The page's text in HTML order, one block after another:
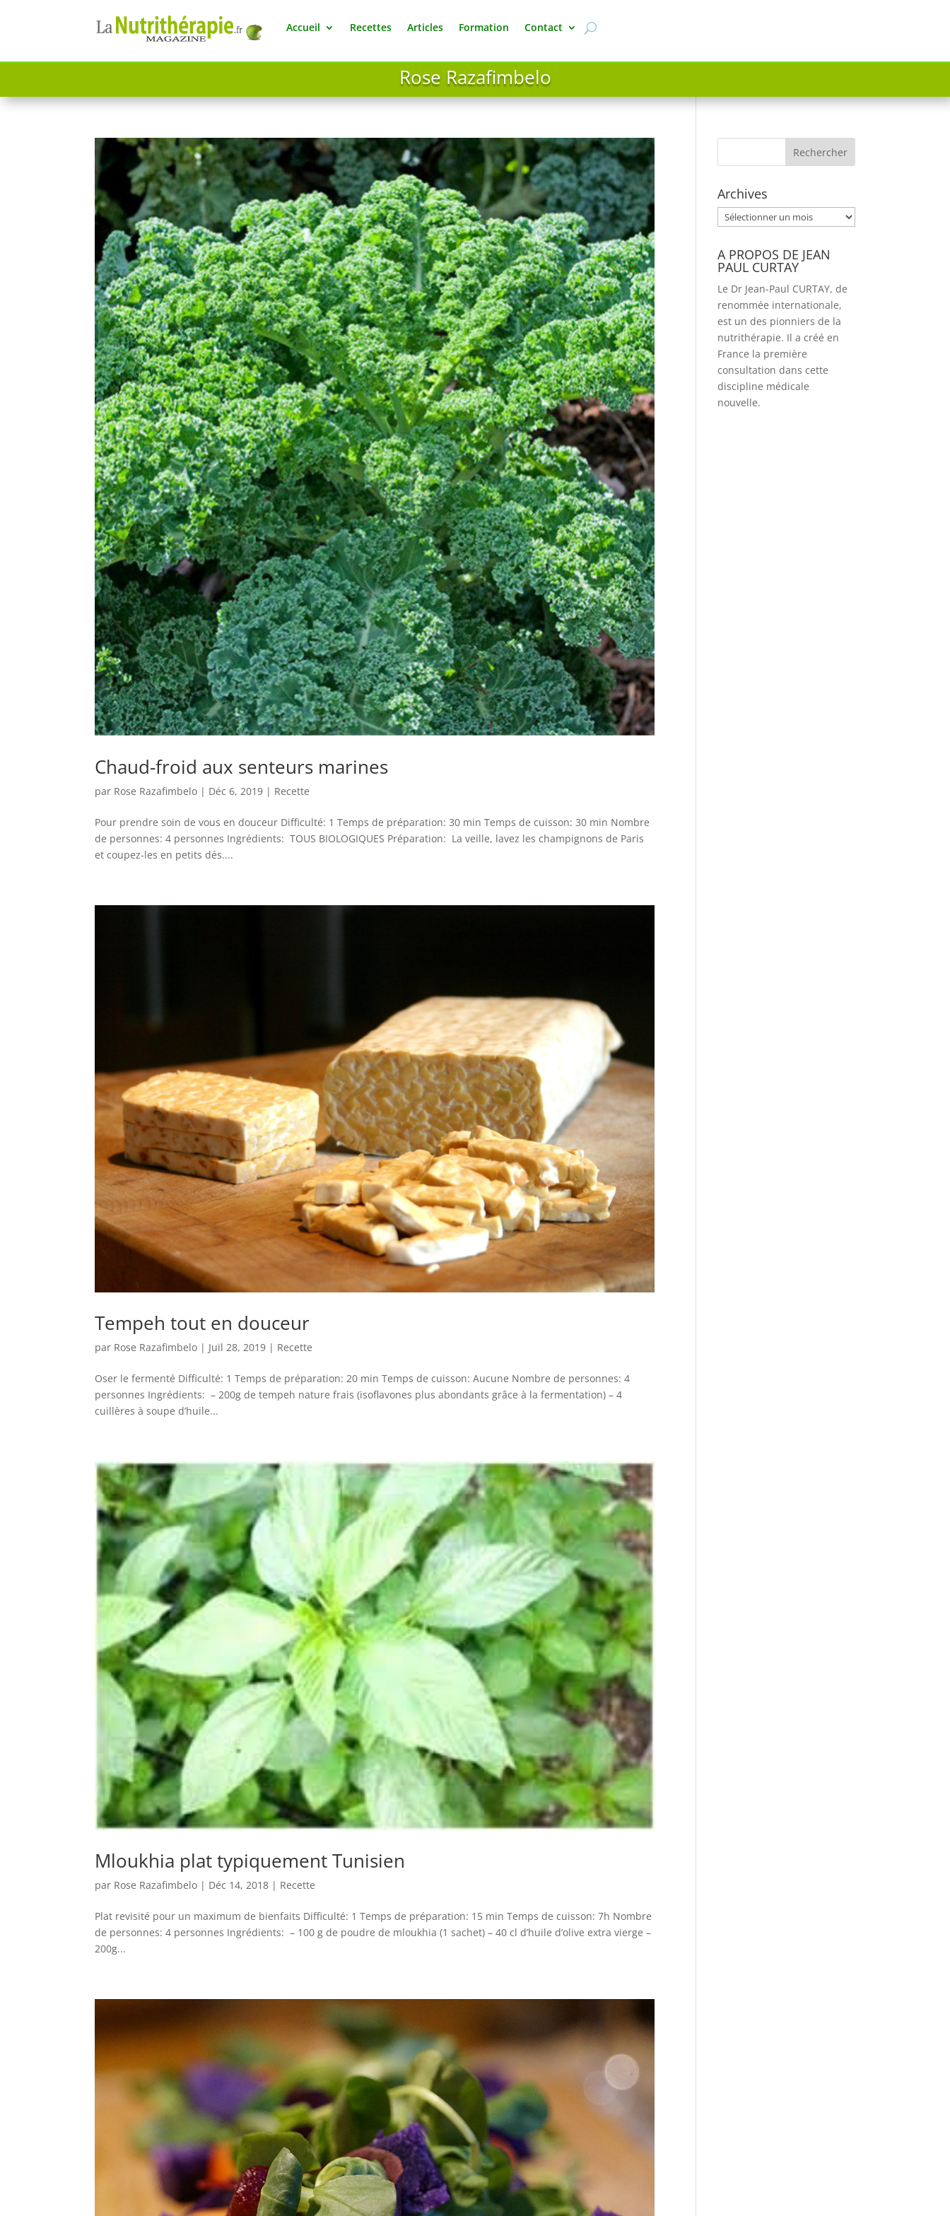
Accueil Recettes Articles Formation Contact
Rose Razafimbelo
Chaud-froid aux senteurs marines
par Rose Razafimbelo | Déc 6, 2019 | Recette
Pour prendre soin de vous en douceur Difficulté: 1 Temps de préparation: 30 min Temps de cuisson: 30 min Nombre
de personnes: 4 personnes Ingrédients: TOUS BIOLOGIQUES Préparation: La veille, lavez les champignons de Paris
et coupez-les en petits dés....
Tempeh tout en douceur
par Rose Razafimbelo | Juil 28, 2019 | Recette
Oser le fermenté Difficulté: 1 Temps de préparation: 20 min Temps de cuisson: Aucune Nombre de personnes: 4
personnes Ingrédients: – 200g de tempeh nature frais (isoflavones plus abondants grâce à la fermentation) – 4
cuillères à soupe d’huile...
Mloukhia plat typiquement Tunisien
par Rose Razafimbelo | Déc 14, 2018 | Recette
Plat revisité pour un maximum de bienfaits Difficulté: 1 Temps de préparation: 15 min Temps de cuisson: 7h Nombre
de personnes: 4 personnes Ingrédients: – 100 g de poudre de mloukhia (1 sachet) – 40 cl d’huile d’olive extra vierge –
200g...
Archives
Archives
A PROPOS DE JEAN
PAUL CURTAY
Le Dr Jean-Paul CURTAY, de
renommée internationale,
est un des pionniers de la
nutrithérapie. Il a créé en
France la première
consultation dans cette
discipline médicale
nouvelle.